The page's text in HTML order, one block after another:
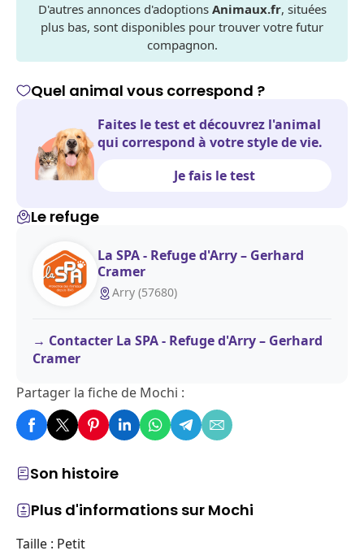
D'autres annonces d'adoptions Animaux.fr, situées
plus bas, sont disponibles pour trouver votre futur
compagnon.
Son histoire
Plus d'informations sur Mochi
Taille : Petit
Quel animal vous correspond ?
Faites le test et découvrez l'animal
qui correspond à votre style de vie.
Je fais le test
Le refuge
La SPA - Refuge d'Arry – Gerhard
Cramer
Arry (57680)
Contacter La SPA - Refuge d'Arry – Gerhard
Cramer
Partager la fiche de Mochi :